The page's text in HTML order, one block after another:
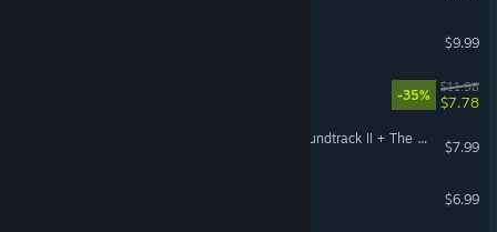
$9.99
-35%
$11.98
$7.78
Slime Rancher: Original Soundtrack II + The Casey Sessions
$7.99
$6.99